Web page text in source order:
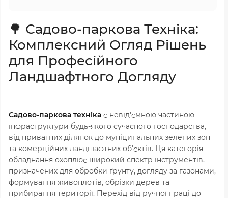
🌳 Садово-паркова Техніка:
Комплексний Огляд Рішень
для Професійного
Ландшафтного Догляду
Садово-паркова техніка є невід'ємною частиною
інфраструктури будь-якого сучасного господарства,
від приватних ділянок до муніципальних зелених зон
та комерційних ландшафтних об'єктів. Ця категорія
обладнання охоплює широкий спектр інструментів,
призначених для обробки ґрунту, догляду за газонами,
формування живоплотів, обрізки дерев та
прибирання території. Перехід від ручної праці до